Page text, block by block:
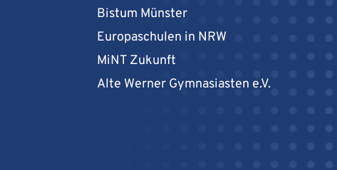
Bistum Münster
Europaschulen in NRW
MiNT Zukunft
Alte Werner Gymnasiasten e.V.